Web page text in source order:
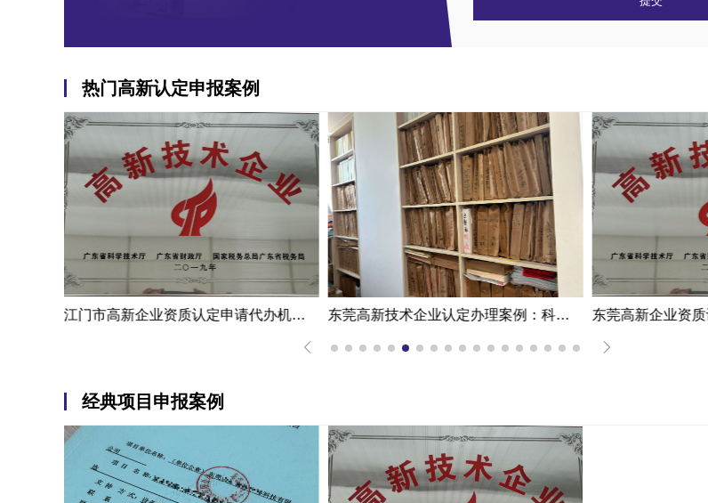
热门高新认定申报案例
江门市高新企业资质认定申请代办机构服务案例 东莞高新技术企业认定办理案例：科技企业通过专家意见提高成过率
经典项目申报案例